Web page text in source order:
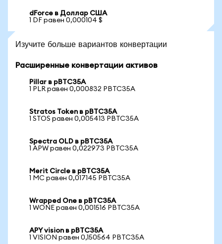
dForce в Доллар США
1 DF равен 0,000104 $
Изучите больше вариантов конвертации
Расширенные конвертации активов
Pillar в pBTC35A
1 PLR равен 0,000832 PBTC35A
Stratos Token в pBTC35A
1 STOS равен 0,005413 PBTC35A
Spectra OLD в pBTC35A
1 APW равен 0,022973 PBTC35A
Merit Circle в pBTC35A
1 MC равен 0,017145 PBTC35A
Wrapped One в pBTC35A
1 WONE равен 0,001516 PBTC35A
APY vision в pBTC35A
1 VISION равен 0,150564 PBTC35A